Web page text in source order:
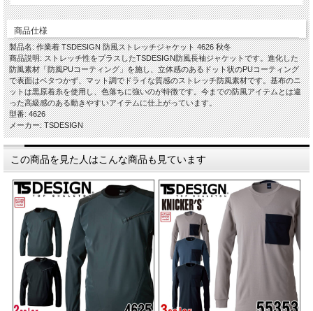
商品仕様
製品名: 作業着 TSDESIGN 防風ストレッチジャケット 4626 秋冬
商品説明: ストレッチ性をプラスしたTSDESIGN防風長袖ジャケットです。進化した
防風素材「防風PUコーティング」を施し、立体感のあるドット状のPUコーティング
で表面はベタつかず、マット調でドライな質感のストレッチ防風素材です。基布のニ
ットは黒原着糸を使用し、色落ちに強いのが特徴です。今までの防風アイテムとは違
った高級感のある動きやすいアイテムに仕上がっています。
型番: 4626
メーカー: TSDESIGN
この商品を見た人はこんな商品も見ています